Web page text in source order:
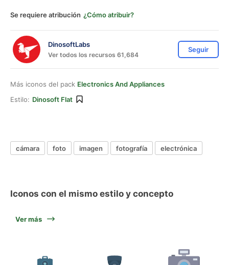
Se requiere atribución ¿Cómo atribuir?
DinosoftLabs
Ver todos los recursos 61,684
Seguir
Más iconos del pack Electronics And Appliances
Estilo: Dinosoft Flat
cámara foto imagen fotografía electrónica
Iconos con el mismo estilo y concepto
Ver más